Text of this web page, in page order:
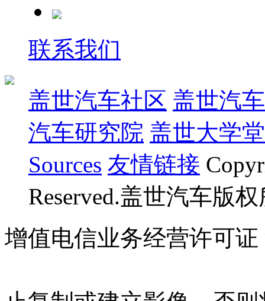
联系我们
盖世汽车社区 盖世汽
汽车研究院 盖世大学堂
Sources 友情链接
Reserved.盖世汽车版
增值电信业务经营许可证